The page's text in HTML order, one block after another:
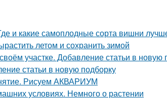
и какие самоплодные сорта вишни
летом и сохранить зимой
участке. Добавление статьи в новую
статьи в новую подборку
Рисуем АКВАРИУМ
условиях. Немного о растении